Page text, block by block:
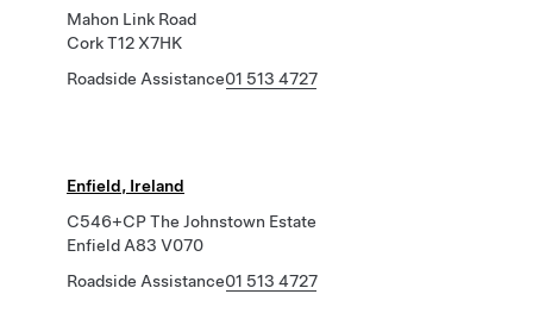
Mahon Link Road
Cork T12 X7HK
Roadside Assistance01 513 4727
Enfield, Ireland
C546+CP The Johnstown Estate
Enfield A83 V070
Roadside Assistance01 513 4727